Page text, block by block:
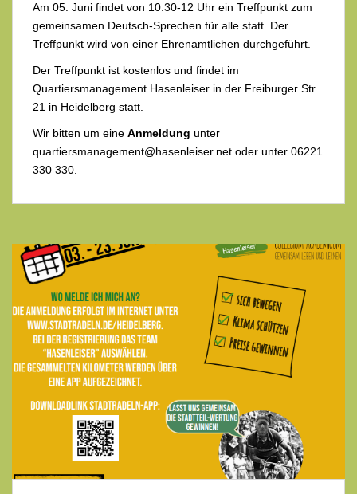
Am 05. Juni findet von 10:30-12 Uhr ein Treffpunkt zum
gemeinsamen Deutsch-Sprechen für alle statt. Der
Treffpunkt wird von einer Ehrenamtlichen durchgeführt.
Der Treffpunkt ist kostenlos und findet im
Quartiersmanagement Hasenleiser in der Freiburger Str.
21 in Heidelberg statt.
Wir bitten um eine Anmeldung unter
quartiersmanagement@hasenleiser.net oder unter 06221
330 330.